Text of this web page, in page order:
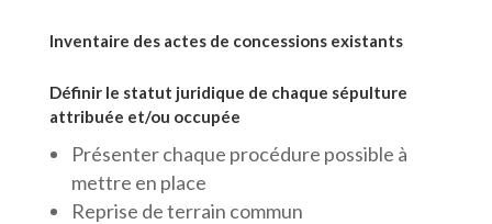
Inventaire des actes de concessions existants
Définir le statut juridique de chaque sépulture
attribuée et/ou occupée
Présenter chaque procédure possible à
mettre en place
Reprise de terrain commun